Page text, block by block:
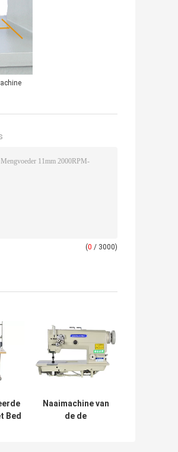
(0 / 3000)
Bed
Naaimachine van
de de